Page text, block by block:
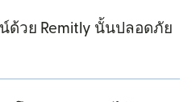
ด้วย Remitly นั้นปลอดภัย